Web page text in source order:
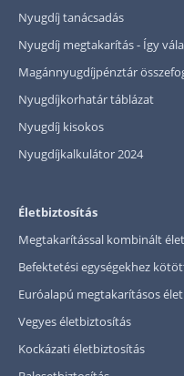
Nyugdíj tanácsadás
Nyugdíj megtakarítás - Így
Magánnyugdíjpénztár
Nyugdíjkorhatár táblázat
Nyugdíj kisokos
Nyugdíjkalkulátor 2024
Életbiztosítás
Megtakarítással kombinált
Befektetési egységekhez
Euróalapú megtakarításos
Vegyes életbiztosítás
Kockázati életbiztosítás